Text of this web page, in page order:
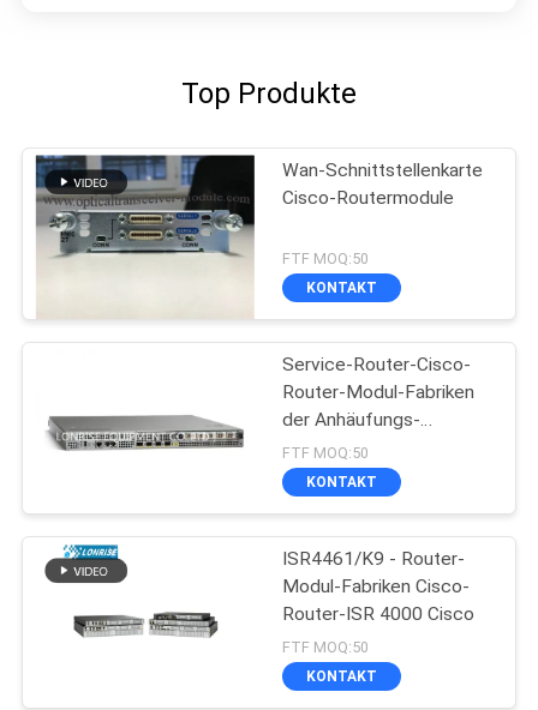
Top Produkte
Wan-Schnittstellenkarte
Cisco-Routermodule
FTF MOQ:50
KONTAKT
Service-Router-Cisco-
Router-Modul-Fabriken
der Anhäufungs-
ASR1001
FTF MOQ:50
KONTAKT
ISR4461/K9 - Router-
Modul-Fabriken Cisco-
Router-ISR 4000 Cisco
FTF MOQ:50
KONTAKT